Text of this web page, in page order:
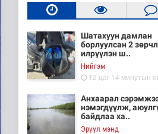
Шатахуун дамлан
борлуулсан 2
илрүүлэн ш..
Нийгэм
12 цаг 14 минутын
Анхаарал
нэмэгдүүлж,
байдлаа ха..
Эрүүл мэнд